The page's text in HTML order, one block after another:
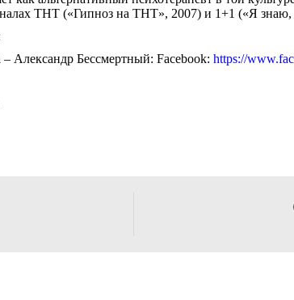
ТНТ («Гипноз на ТНТ», 2007) и 1+1 («Я
Александр Бессмертный: Facebook: https://